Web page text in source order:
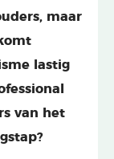
maar
lastig
van het